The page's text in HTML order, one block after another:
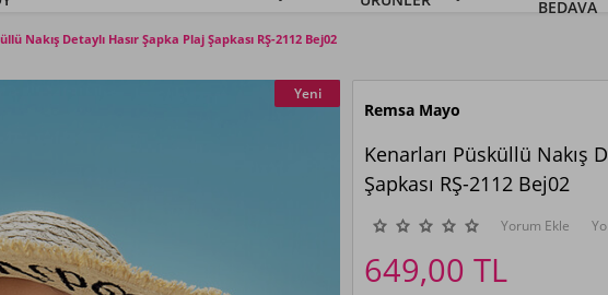
BEDAVA
Nakış Detaylı Hasır Şapka Plaj Şapkası RŞ-2112 Bej02
Yeni
Remsa Mayo
Kenarları Püsküllü Nakış
Şapkası RŞ-2112 Bej02
Yorum Ekle
649,00 TL